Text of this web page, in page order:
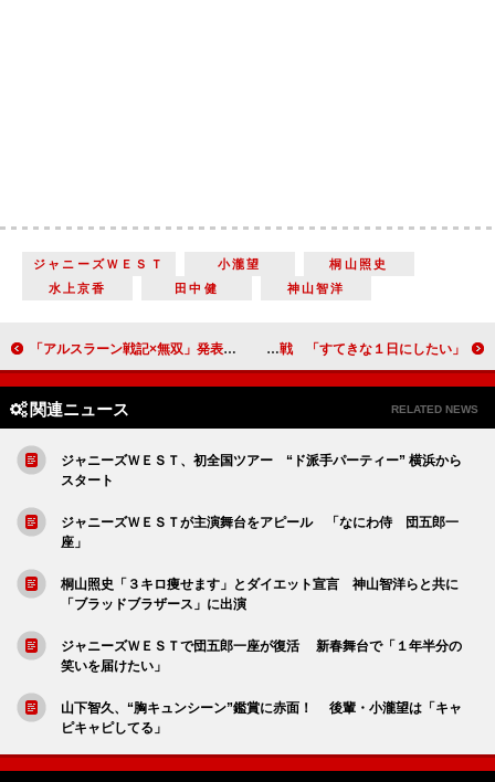
ジャニーズＷＥＳＴ 小瀧望
桐山照史
水上京香
田中健 神山智洋
「アルスラーン戦記×無双」発表会に小林裕介とＫＥＮＮ登場 「ゲームでは数十人を吹き飛ばす」 石丸幹二が生放送で司会に初挑戦 「すてきな１日にしたい」
関連ニュース RELATED NEWS
ジャニーズＷＥＳＴ、初全国ツアー “ド派手パーティー” 横浜から
スタート
ジャニーズＷＥＳＴが主演舞台をアピール 「なにわ侍 団五郎一
座」
桐山照史「３キロ痩せます」とダイエット宣言 神山智洋らと共に
「ブラッドブラザース」に出演
ジャニーズＷＥＳＴで団五郎一座が復活 新春舞台で「１年半分の
笑いを届けたい」
山下智久、“胸キュンシーン”鑑賞に赤面！ 後輩・小瀧望は「キャ
ピキャピしてる」